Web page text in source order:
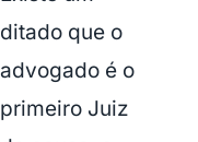
ditado que o
advogado é o
primeiro Juiz